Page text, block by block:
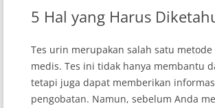
5 Hal yang Harus
Tes urin merupakan salah satu
medis. Tes ini tidak hanya membantu
tetapi juga dapat memberikan
pengobatan. Namun, sebelum Anda